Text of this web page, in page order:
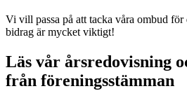
Vi vill passa på att tacka våra ombud för
bidrag är mycket viktigt!
Läs vår årsredovisning
från föreningsstämman